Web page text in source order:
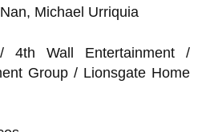
, Michael Urriquia
4th Wall Entertainment /
Group / Lionsgate Home